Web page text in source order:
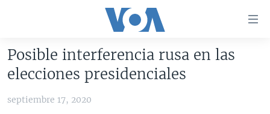
accesibilidad
Salte
contenido
principal
AMÉRICA DEL NORTE
ELECCIONES EEUU 2024
ELECCIONES EEUU
VOA VERIFICA
Posible interferencia rusa en las
elecciones presidenciales
septiembre 17, 2020